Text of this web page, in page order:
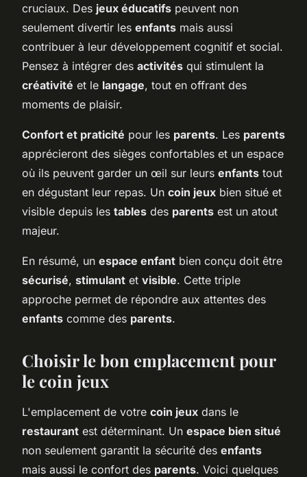
cruciaux. Des jeux éducatifs peuvent non
seulement divertir les enfants mais aussi
contribuer à leur développement cognitif et social.
Pensez à intégrer des activités qui stimulent la
créativité et le langage, tout en offrant des
moments de plaisir.
Confort et praticité pour les parents. Les parents
apprécieront des sièges confortables et un espace
où ils peuvent garder un œil sur leurs enfants tout
en dégustant leur repas. Un coin jeux bien situé et
visible depuis les tables des parents est un atout
majeur.
En résumé, un espace enfant bien conçu doit être
sécurisé, stimulant et visible. Cette triple
approche permet de répondre aux attentes des
enfants comme des parents.
Choisir le bon emplacement pour
le coin jeux
L'emplacement de votre coin jeux dans le
restaurant est déterminant. Un espace bien situé
non seulement garantit la sécurité des enfants
mais aussi le confort des parents. Voici quelques